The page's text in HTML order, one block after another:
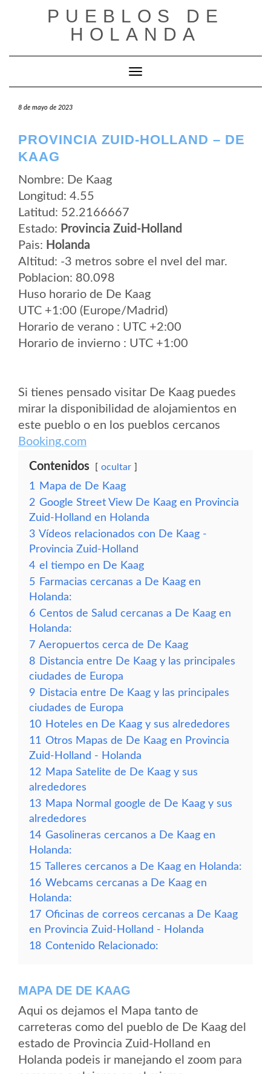
PUEBLOS DE
HOLANDA
Cambiar modo de navegación
8 de mayo de 2023
PROVINCIA ZUID-HOLLAND – DE
KAAG
Nombre: De Kaag
Longitud: 4.55
Latitud: 52.2166667
Estado: Provincia Zuid-Holland
Pais: Holanda
Altitud: -3 metros sobre el nvel del mar.
Poblacion: 80.098
Huso horario de De Kaag
UTC +1:00 (Europe/Madrid)
Horario de verano : UTC +2:00
Horario de invierno : UTC +1:00
Si tienes pensado visitar De Kaag puedes
mirar la disponibilidad de alojamientos en
este pueblo o en los pueblos cercanos
Booking.com
Contenidos ocultar
1
Mapa de De Kaag
2 Google Street View De Kaag en Provincia
Zuid-Holland en Holanda
3 Vídeos relacionados con De Kaag -
Provincia Zuid-Holland
4 el tiempo en De Kaag
5 Farmacias cercanas a De Kaag en
Holanda:
6 Centos de Salud cercanas a De Kaag en
Holanda:
7 Aeropuertos cerca de De Kaag
8 Distancia entre De Kaag y las principales
ciudades de Europa
9 Distacia entre De Kaag y las principales
ciudades de Europa
10 Hoteles en De Kaag y sus alrededores
11 Otros Mapas de De Kaag en Provincia
Zuid-Holland - Holanda
12 Mapa Satelite de De Kaag y sus
alrededores
13 Mapa Normal google de De Kaag y sus
alrededores
14 Gasolineras cercanos a De Kaag en
Holanda:
15 Talleres cercanos a De Kaag en Holanda:
16 Webcams cercanas a De Kaag en
Holanda:
17 Oficinas de correos cercanas a De Kaag
en Provincia Zuid-Holland - Holanda
18 Contenido Relacionado:
MAPA DE DE KAAG
Aqui os dejamos el Mapa tanto de
carreteras como del pueblo de De Kaag del
estado de Provincia Zuid-Holland en
Holanda podeis ir manejando el zoom para